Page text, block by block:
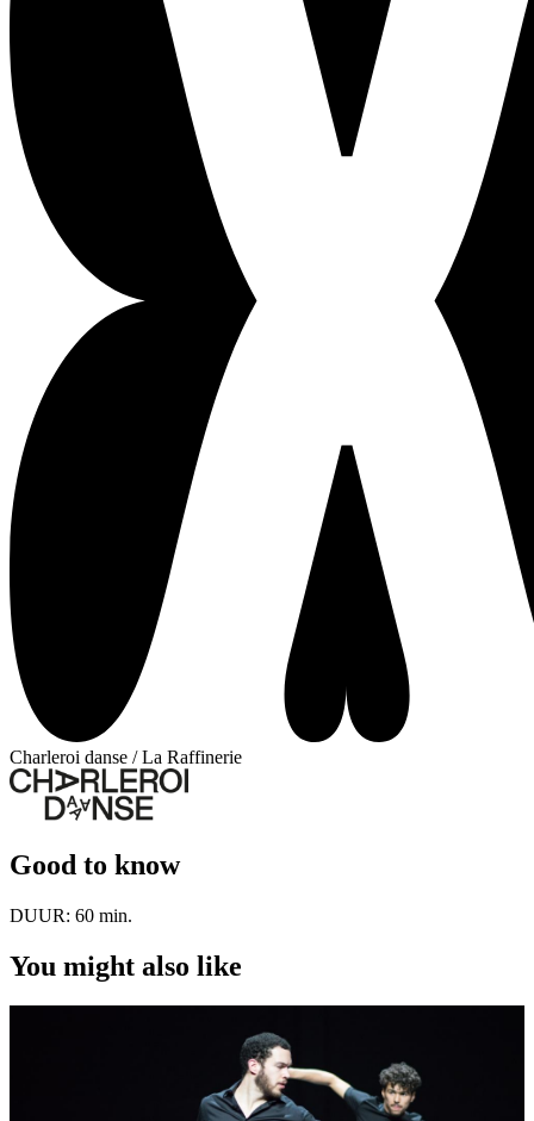
Charleroi danse / La Raffinerie
Good to know
DUUR: 60 min.
You might also like